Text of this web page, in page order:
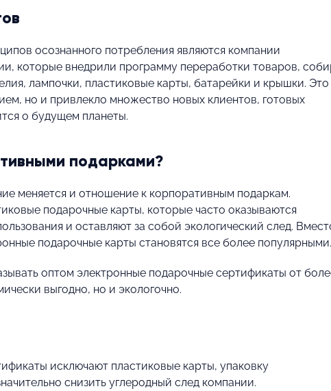
осознанного потребления являются компании
которые внедрили программу переработки товаров,
лампочки, пластиковые карты, батарейки и крышки. Это
но и привлекло множество новых клиентов, готовых
о будущем планеты.
подарками?
меняется и отношение к корпоративным подаркам.
подарочные карты, которые часто оказываются
и оставляют за собой экологический след.
подарочные карты становятся все более популярными.
оптом электронные подарочные сертификаты от
выгодно, но и экологочно.
исключают пластиковые карты, упаковку
снизить углеродный след компании.